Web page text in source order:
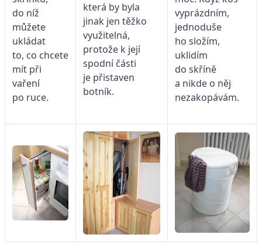
do níž
můžete
ukládat
to, co chcete
mít při
vaření
po ruce.
která by byla
jinak jen těžko
využitelná,
protože k její
spodní části
je přistaven
botník.
vyprázdním,
jednoduše
ho složím,
uklidím
do skříně
a nikde o něj
nezakopávám.